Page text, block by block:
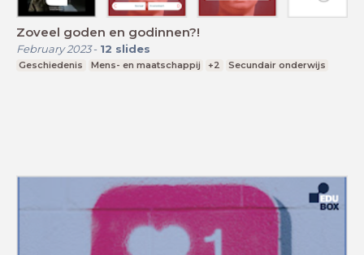
Zoveel goden en godinnen?!
February 2023- 12 slides
Geschiedenis Mens- en maatschappij +2 Secundair onderwijs